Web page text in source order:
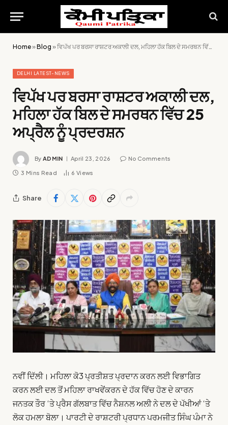
Home»Blog »ਵਿਪੱਖ ਪਰ ਬਰਸਾ ਰਾਸ਼ਟਰ ਅਕਾਲੀ ਦਲ, ਮਹਿਲਾ ਹੱਕ ਬਿਲ ਦੇ ਸਮਰਥਨ ਵਿੱਚ 25 ਅਪ੍ਰੈਲ ਨੂੰ ਪ੍ਰਦਰਸ਼ਨ
DELHI LATEST-NEWS
ਵਿਪੱਖ ਪਰ ਬਰਸਾ ਰਾਸ਼ਟਰ ਅਕਾਲੀ ਦਲ,
ਮਹਿਲਾ ਹੱਕ ਬਿਲ ਦੇ ਸਮਰਥਨ ਵਿੱਚ 25
ਅਪ੍ਰੈਲ ਨੂੰ ਪ੍ਰਦਰਸ਼ਨ
By ADMIN April 23, 2026 No Comments
3 Mins Read 6 Views
Share
ਨਵੀਂ ਦਿੱਲੀ। ਮਹਿਲਾ ਕੋ3 ਪ੍ਰਤੀਸ਼ਤ ਪ੍ਰਦਾਨ ਕਰਨ ਲਈ ਵਿਭਾਗਿਤ
ਕਰਨ ਲਈ ਦਲ ਤੋਂ ਮਹਿਲਾ ਰਾਖਵੇਂਕਰਨ ਦੇ ਹੱਕ ਵਿੱਚ ਹੋਣ ਦੇ ਕਾਰਨ
ਜਨਤਕ ਤੌਰ ‘ਤੇ ਪ੍ਰੈਸ ਗੱਲਬਾਤ ਵਿੱਚ ਨੈਸ਼ਨਲ ਅਲੀ ਨੇ ਦਲ ਦੇ ਪੱਖੀਆਂ ‘ਤੇ
ਲੋਕ ਹਮਲਾ ਬੋਲਾ। ਪਾਰਟੀ ਦੇ ਰਾਸ਼ਟਰੀ ਪ੍ਰਧਾਨ ਪਰਮਜੀਤ ਸਿੰਘ ਪੰਮਾ ਨੇ